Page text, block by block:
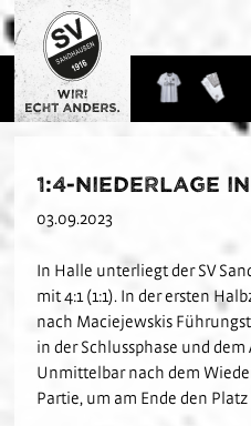
Aktuelles
News
Hardtwald-Hörfunk
Hardtwald-TV
Podcast
App
Kader
Spielplan
Tabelle
Statistik
WIR!
Hardtwald-Challenge
Fans
Nachwuchs
Über das NLZ
1:4-Niederlage
03.09.2023
In Halle unterliegt der SV
mit 4:1 (1:1). In der ersten
nach Maciejewskis
in der Schlussphase und
Unmittelbar nach dem
Partie, um am Ende den